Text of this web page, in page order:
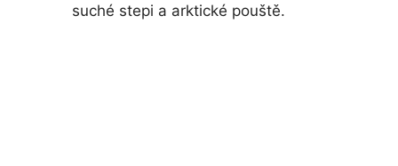
suché stepi a arktické pouště.